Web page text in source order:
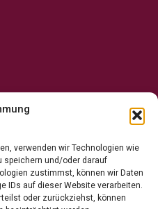
verwenden wir Technologien wie
speichern und/oder darauf
zustimmst, können wir Daten
IDs auf dieser Website verarbeiten.
oder zurückziehst, können